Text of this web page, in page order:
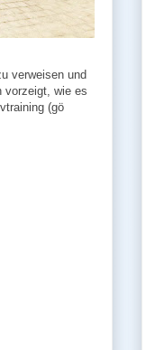
verweisen und
vorzeigt, wie es
(gö